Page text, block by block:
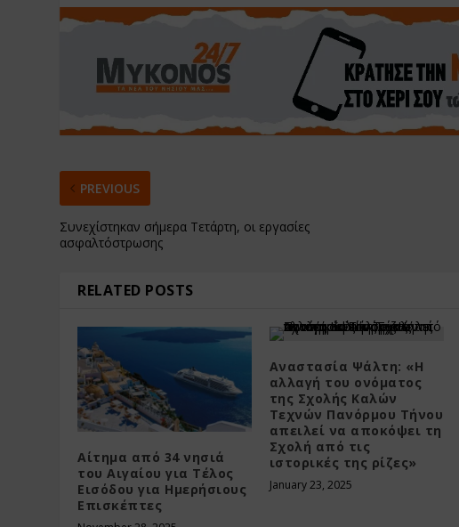
PREVIOUS
Συνεχίστηκαν σήμερα Τετάρτη, οι εργασίες
ασφαλτόστρωσης
RELATED POSTS
Αίτημα από 34 νησιά
του Αιγαίου για Τέλος
Εισόδου για Ημερήσιους
Επισκέπτες
Αναστασία Ψάλτη: «Η
αλλαγή του ονόματος
της Σχολής Καλών
Τεχνών Πανόρμου Τήνου
απειλεί να αποκόψει τη
Σχολή από τις
ιστορικές της ρίζες»
January 23, 2025